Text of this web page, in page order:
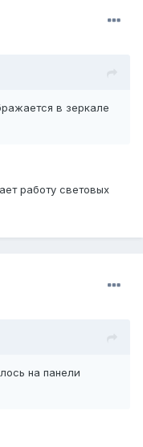
в зеркале
работу световых
на панели